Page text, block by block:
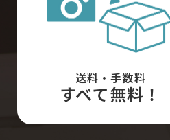
送料・手数料
すべて無料！